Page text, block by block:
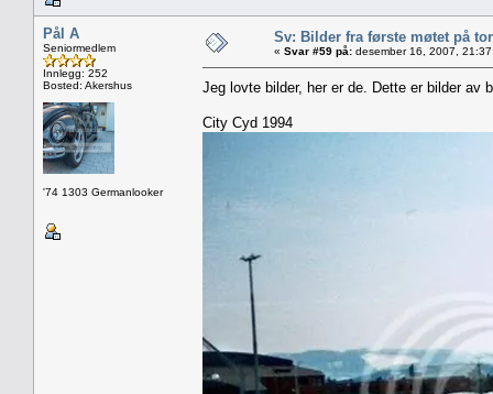
Pål A
Seniormedlem
Innlegg: 252
Bosted: Akershus
'74 1303 Germanlooker
Sv: Bilder fra første møtet på
« Svar #59 på: desember 16, 2007,
Jeg lovte bilder, her er de. Dette er bilder av
City Cyd 1994